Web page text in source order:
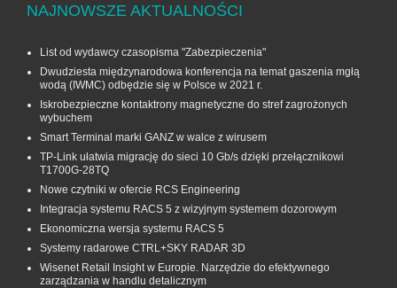
NAJNOWSZE AKTUALNOŚCI
List od wydawcy czasopisma "Zabezpieczenia"
Dwudziesta międzynarodowa konferencja na temat gaszenia mgłą
wodą (IWMC) odbędzie się w Polsce w 2021 r.
Iskrobezpieczne kontaktrony magnetyczne do stref zagrożonych
wybuchem
Smart Terminal marki GANZ w walce z wirusem
TP-Link ułatwia migrację do sieci 10 Gb/s dzięki przełącznikowi
T1700G‑28TQ
Nowe czytniki w ofercie RCS Engineering
Integracja systemu RACS 5 z wizyjnym systemem dozorowym
Ekonomiczna wersja systemu RACS 5
Systemy radarowe CTRL+SKY RADAR 3D
Wisenet Retail Insight w Europie. Narzędzie do efektywnego
zarządzania w handlu detalicznym